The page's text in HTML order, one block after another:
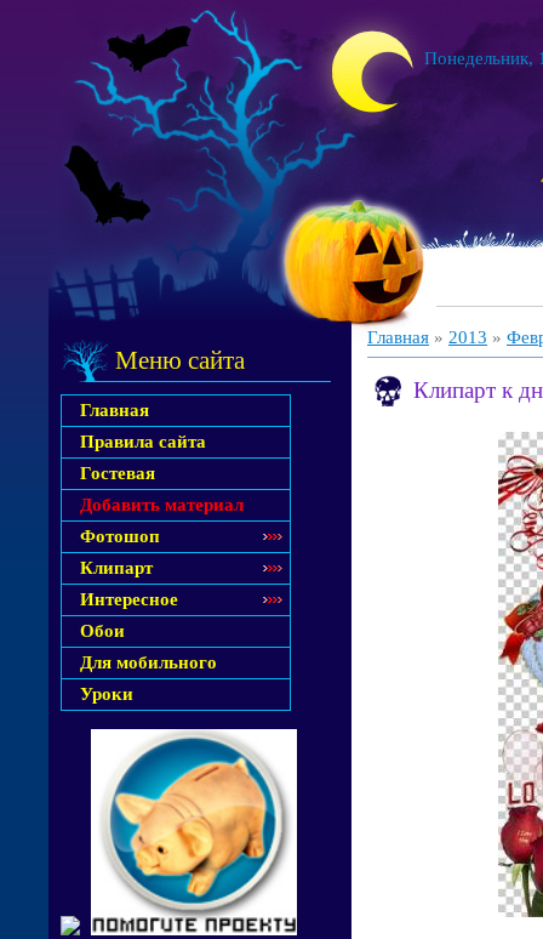
Понедельник,
Меню сайта
Главная
Правила сайта
Гостевая
Добавить материал
Фотошоп
Клипарт
Интересное
Обои
Для мобильного
Уроки
Главная » 2013 »
Клипарт к